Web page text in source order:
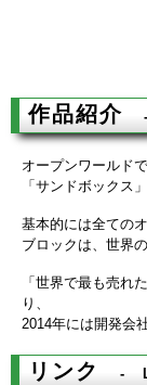
作品紹介
オープンワールド
「サンドボックス
基本的には全ての
ブロックは、世界
「世界で最も売れ
り、
2014年には開発会
リンク